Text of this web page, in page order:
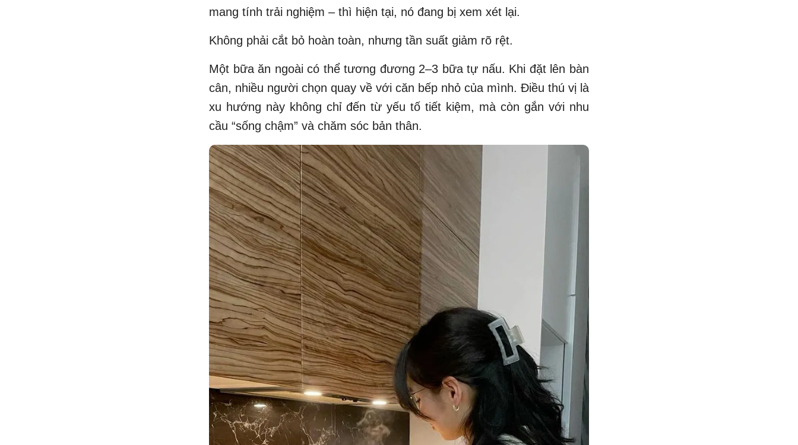
mang tính trải nghiệm – thì hiện tại, nó đang bị xem xét lại.
Không phải cắt bỏ hoàn toàn, nhưng tần suất giảm rõ rệt.
Một bữa ăn ngoài có thể tương đương 2–3 bữa tự nấu. Khi đặt lên bàn
cân, nhiều người chọn quay về với căn bếp nhỏ của mình. Điều thú vị là
xu hướng này không chỉ đến từ yếu tố tiết kiệm, mà còn gắn với nhu
cầu “sống chậm” và chăm sóc bản thân.